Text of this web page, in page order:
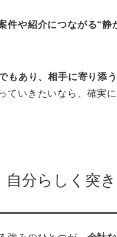
件や紹介につながる“静
もあり、相手に寄り添
ていきたいなら、確実
分らしく突